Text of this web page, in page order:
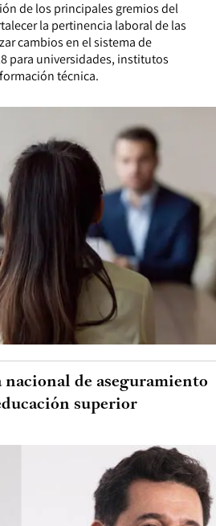
de los principales gremios del
la pertinencia laboral de las
cambios en el sistema de
para universidades, institutos
técnica.
nacional de aseguramiento
superior